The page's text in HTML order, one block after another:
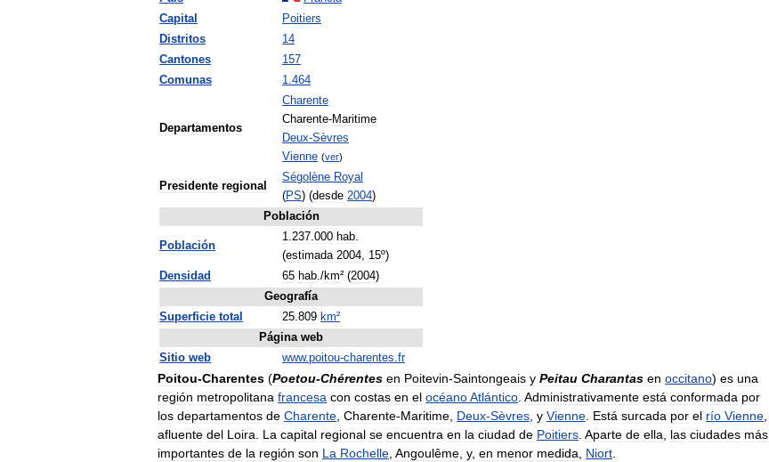
Capital
Poitiers
Distritos
14
Cantones
157
Comunas
1.464
Departamentos
Charente
Charente-Maritime
Deux-Sèvres
Vienne (ver)
Presidente regional
Ségolène Royal
(PS) (desde 2004)
Población
Población
1.237.000 hab.
(estimada 2004, 15º)
Densidad
65 hab./km² (2004)
Geografía
Superficie total 25.809 km²
Página web
Sitio web www.poitou-charentes.fr
Poitou-Charentes (Poetou-Chérentes en Poitevin-Saintongeais y Peitau Charantas en occitano) es una
región metropolitana francesa con costas en el océanoAtlántico Administrativamente está conformada por
los departamentos de Charente Charente-Maritime Deux-Sèvres y Vienne Está surcada por el río Vienne
afluente del Loira La capital regional se encuentra en la ciudad de Poitiers Aparte de ella las ciudades más
importantes de la región son La Rochelle Angoulême y, en menor medida Niort